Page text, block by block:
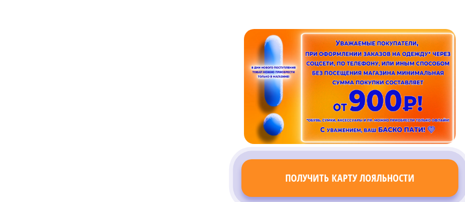
ПОЛУЧИТЬ КАРТУ ЛОЯЛЬНОСТИ